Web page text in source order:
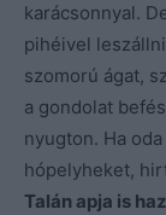
karácsonnyal.
pihéivel
szomorú ágat,
a gondolat
nyugton. Ha
hópelyheket,
Talán apja is